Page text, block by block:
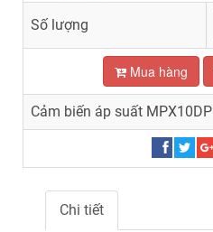
Số lượng
Mua hàng
Cảm biến áp suất MPX10DP
Chi tiết